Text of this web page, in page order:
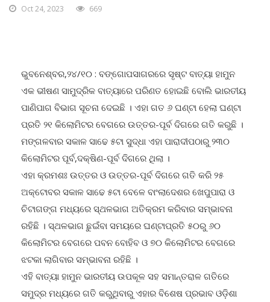
Oct 24, 2023 669
ଭୁବନେଶ୍ବର,୨୪/୧୦ : ବଙ୍ଗୋପସାଗରରେ ସୃଷ୍ଟ ବାତ୍ୟା ହାମୁନ
ଏକ ଭୀଷଣ ସାମୁଦ୍ରିକ ବାତ୍ୟାରେ ପରିଣତ ହୋଇଛି ବୋଲି ଭାରତୀୟ
ପାଣିପାଗ ବିଭାଗ ସୂଚନା ଦେଇଛି । ଏହା ଗତ ୬ ଘଣ୍ଟା ହେଲା ଘଣ୍ଟା
ପ୍ରତି ୨୧ କିଲୋମିଟର ବେଗରେ ଉତ୍ତର-ପୂର୍ବ ଦିଗରେ ଗତି କରୁଛି ।
ମଙ୍ଗଳବାର ସକାଳ ସାଢେ ୫ଟା ସୁଦ୍ଧା ଏହା ପାରାଦୀପଠାରୁ ୨୩୦
କିଲୋମିଟର ପୂର୍ବ,ଦକ୍ଷିଣ-ପୂର୍ବ ଦିଗରେ ଥିଲା ।
ଏହା କ୍ରମଶଃ ଉତ୍ତର ଓ ଉତ୍ତର-ପୂର୍ବ ଦିଗରେ ଗତି କରି ୨୫
ଅକ୍ଟୋବର ସକାଳ ସାଢେ ୫ଟା ବେଳେ ବାଂଲାଦେଶର ଖେପୁପାରା ଓ
ଚିଟାଗଙ୍ଗ ମଧ୍ୟରେ ସ୍ଥଳଭାଗ ଅତିକ୍ରମ କରିବାର ସମ୍ଭାବନା
ରହିଛି । ସ୍ଥଳଭାଗ ଛୁଇଁବା ସମୟରେ ଘଣ୍ଟାପ୍ରତି ୫୦ରୁ ୬୦
କିଲୋମିଟର ବେଗରେ ପବନ ବୋହିବ ଓ ୭୦ କିଲୋମିଟର ବେଗରେ
ଝଟକା ଲାଗିବାର ସମ୍ଭାବନା ରହିଛି ।
ଏହି ବାତ୍ୟା ହାମୁନ ଭାରତୀୟ ଉପକୂଳ ସହ ସମାନ୍ତରାଳ ଗତିରେ
ସମୁଦ୍ର ମଧ୍ୟରେ ଗତି କରୁଥିବାରୁ ଏହାର ବିଶେଷ ପ୍ରଭାବ ଓଡ଼ିଶା